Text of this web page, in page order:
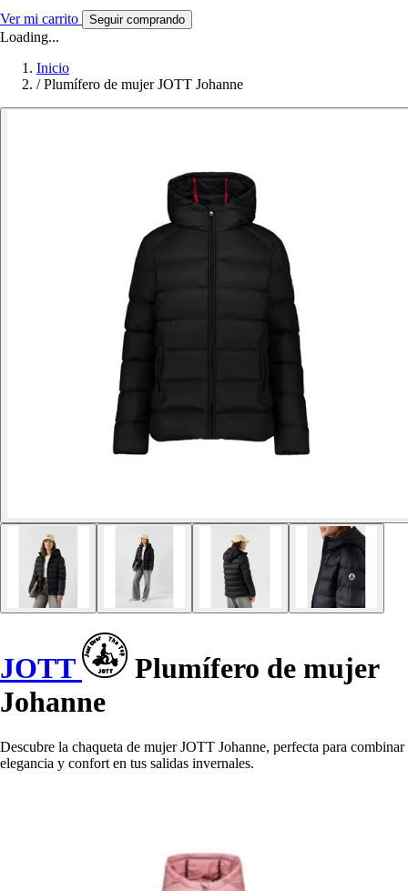
Ver mi carrito Seguir comprando
Loading...
Inicio
/ Plumífero de mujer JOTT Johanne
JOTT
Plumífero de mujer
Johanne
Descubre la chaqueta de mujer JOTT Johanne, perfecta para combinar
elegancia y confort en tus salidas invernales.